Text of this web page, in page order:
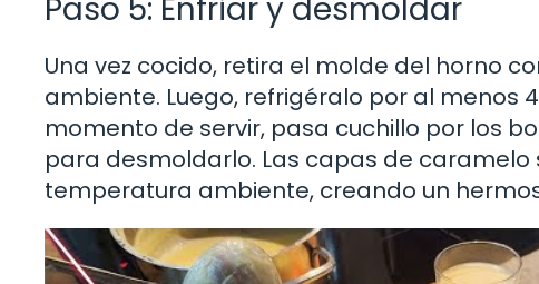
Paso 5: Enfriar y desmoldar
Una vez cocido, retira el molde del horno
ambiente. Luego, refrigéralo por al menos
momento de servir, pasa cuchillo por los
para desmoldarlo. Las capas de
temperatura ambiente, creando un